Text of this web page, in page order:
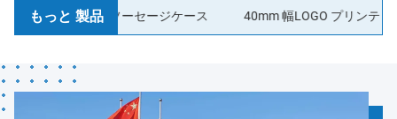
もっと 製品
コラーゲンソーセージケース 40mm 幅LOGO プリンティング